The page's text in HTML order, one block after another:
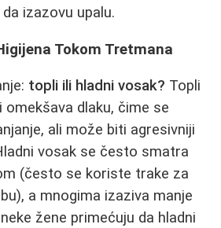
izazovu upalu.
Tokom Tretmana
topli ili hladni vosak? Topli
dlaku, čime se
ali može biti agresivniji
vosak se često smatra
(često se koriste trake za
a mnogima izaziva manje
žene primećuju da hladni